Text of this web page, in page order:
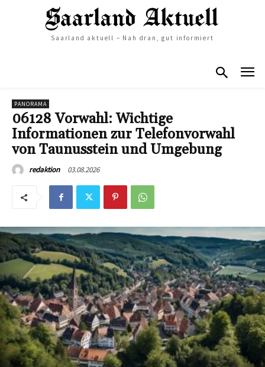
Saarland aktuell – Nah dran, gut informiert
PANORAMA
06128 Vorwahl: Wichtige
Informationen zur Telefonvorwahl
von Taunusstein und Umgebung
redaktion 03.08.2026